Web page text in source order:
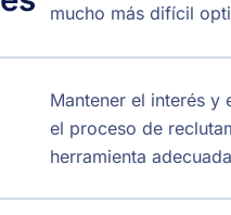
mucho más difícil
Mantener el interés
el proceso de
herramienta